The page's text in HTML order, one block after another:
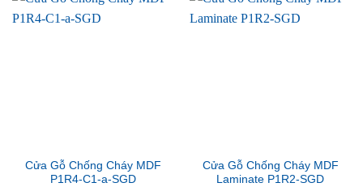
Cửa Gỗ Chống Cháy MDF
P1R4-C1-a-SGD
Cửa Gỗ Chống Cháy MDF
Laminate P1R2-SGD